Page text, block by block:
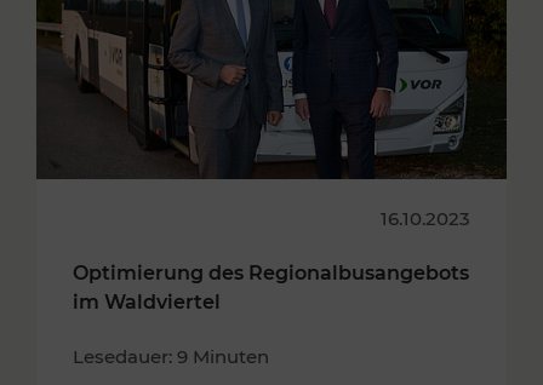
16.10.2023
Optimierung des Regionalbusangebots
im Waldviertel
Lesedauer: 9 Minuten